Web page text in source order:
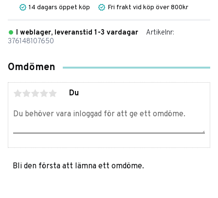
14 dagars öppet köp Fri frakt vid köp över 800kr
I weblager, leveranstid 1-3 vardagar
Artikelnr
376148107650
Omdömen
Du
Bli den första att lämna ett omdöme.